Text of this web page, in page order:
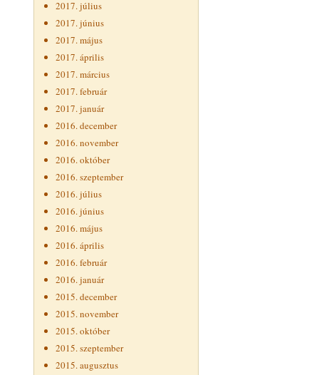
2017. július
2017. június
2017. május
2017. április
2017. március
2017. február
2017. január
2016. december
2016. november
2016. október
2016. szeptember
2016. július
2016. június
2016. május
2016. április
2016. február
2016. január
2015. december
2015. november
2015. október
2015. szeptember
2015. augusztus